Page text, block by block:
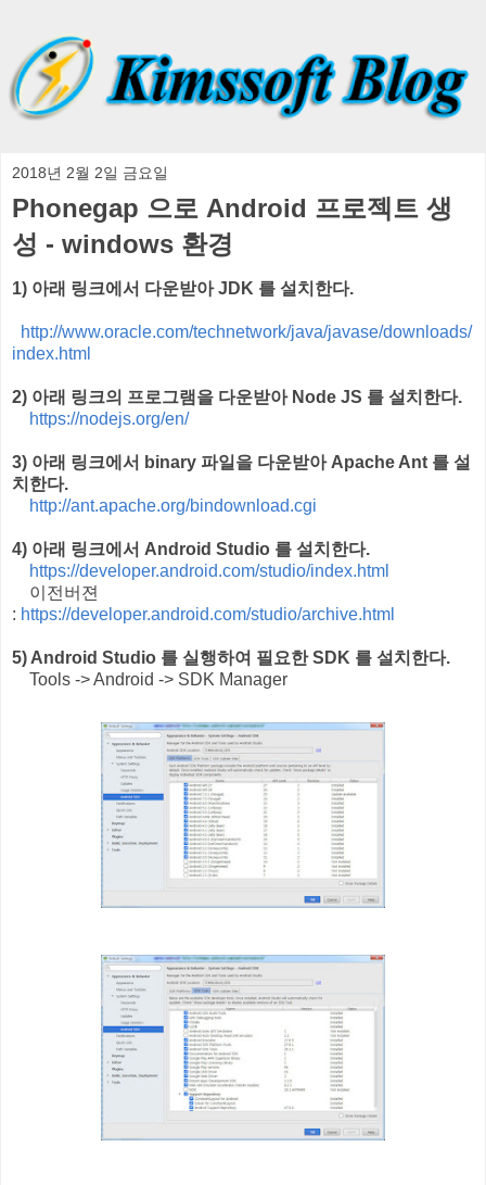
2018년 2월 2일 금요일
Phonegap 으로 Android 프로젝트 생
성 - windows 환경
1) 아래 링크에서 다운받아 JDK 를 설치한다.
http://www.oracle.com/technetwork/java/javase/downloads/
index.html
2) 아래 링크의 프로그램을 다운받아 Node JS 를 설치한다.
https://nodejs.org/en/
3) 아래 링크에서 binary 파일을 다운받아 Apache Ant 를 설
치한다.
http://ant.apache.org/bindownload.cgi
4) 아래 링크에서 Android Studio 를 설치한다.
https://developer.android.com/studio/index.html
이전버젼
: https://developer.android.com/studio/archive.html
5) Android Studio 를 실행하여 필요한 SDK 를 설치한다.
Tools -> Android -> SDK Manager